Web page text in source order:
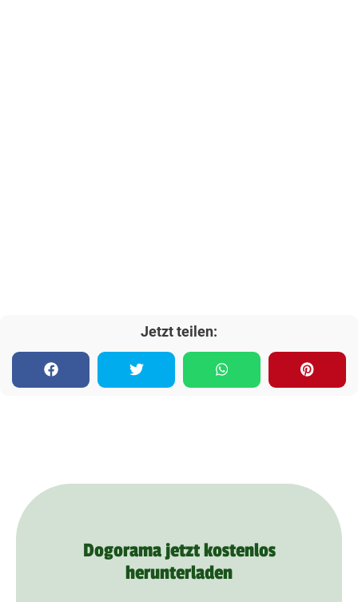
Jetzt teilen:
Dogorama jetzt kostenlos
herunterladen